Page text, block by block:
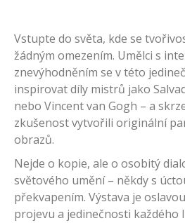
Vstupte do světa, kde se
žádným omezením. Umělci s
znevýhodněním se v této
inspirovat díly mistrů jako
nebo Vincent van Gogh – a
zkušenost vytvořili originální
obrazů.
Nejde o kopie, ale o osobitý
světového umění – někdy s
překvapením. Výstava je
projevu a jedinečnosti každého